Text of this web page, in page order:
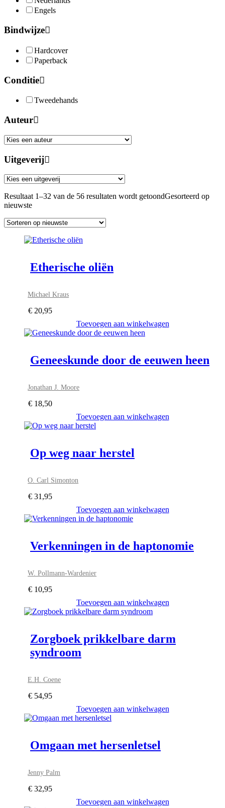
Engels
Bindwijze
Hardcover
Paperback
Conditie
Tweedehands
Auteur
Uitgeverij
Resultaat 1–32 van de 56 resultaten wordt getoondGesorteerd op
nieuwste
Etherische oliën
Michael Kraus
€ 20,95
Toevoegen aan winkelwagen
Geneeskunde door de eeuwen heen
Jonathan J. Moore
€ 18,50
Toevoegen aan winkelwagen
Op weg naar herstel
O. Carl Simonton
€ 31,95
Toevoegen aan winkelwagen
Verkenningen in de haptonomie
W. Pollmann-Wardenier
€ 10,95
Toevoegen aan winkelwagen
Zorgboek prikkelbare darm
syndroom
E.H. Coene
€ 54,95
Toevoegen aan winkelwagen
Omgaan met hersenletsel
Jenny Palm
€ 32,95
Toevoegen aan winkelwagen